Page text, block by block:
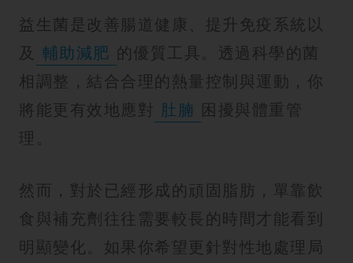
益生菌是改善腸道健康、提升免疫系統以
及 輔助減肥 的優質工具。透過科學的菌
相調整，結合合理的熱量控制與運動，你
將能更有效地應對 肚腩 困擾與體重管
理。
然而，對於已經形成的頑固脂肪，單靠飲
食與補充劑往往需要較長的時間才能看到
明顯變化。如果你希望更針對性地處理局